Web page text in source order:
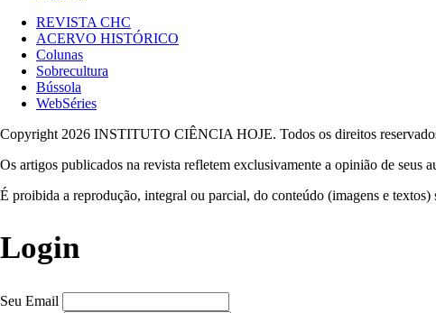
REVISTA CHC
ACERVO HISTÓRICO
Colunas
Sobrecultura
Bússola
WebSéries
Copyright 2026 INSTITUTO CIÊNCIA HOJE. Todos os direitos
Os artigos publicados na revista refletem exclusivamente a opinião de seus
É proibida a reprodução, integral ou parcial, do conteúdo (imagens e textos)
Login
Seu Email